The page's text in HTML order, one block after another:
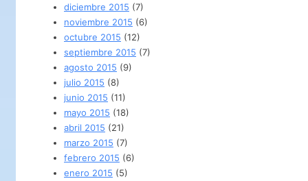
diciembre 2015 (7)
noviembre 2015 (6)
octubre 2015 (12)
septiembre 2015 (7)
agosto 2015 (9)
julio 2015 (8)
junio 2015 (11)
mayo 2015 (18)
abril 2015 (21)
marzo 2015 (7)
febrero 2015 (6)
enero 2015 (5)